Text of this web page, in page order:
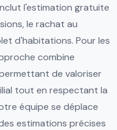
l'estimation gratuite
le rachat au
d'habitations. Pour les
combine
de valoriser
tout en respectant la
équipe se déplace
estimations précises